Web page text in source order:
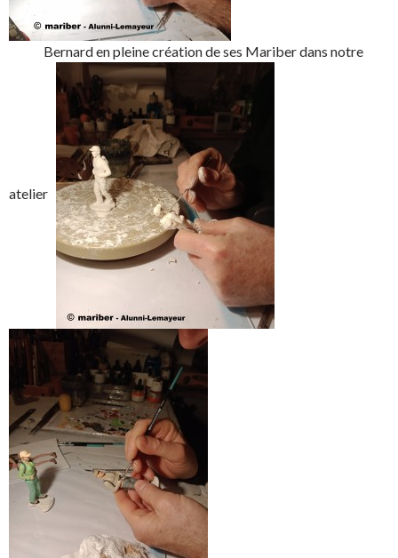
Bernard en pleine création de ses Mariber dans notre
atelier